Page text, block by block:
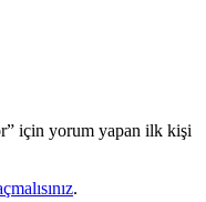
için yorum yapan ilk kişi
.